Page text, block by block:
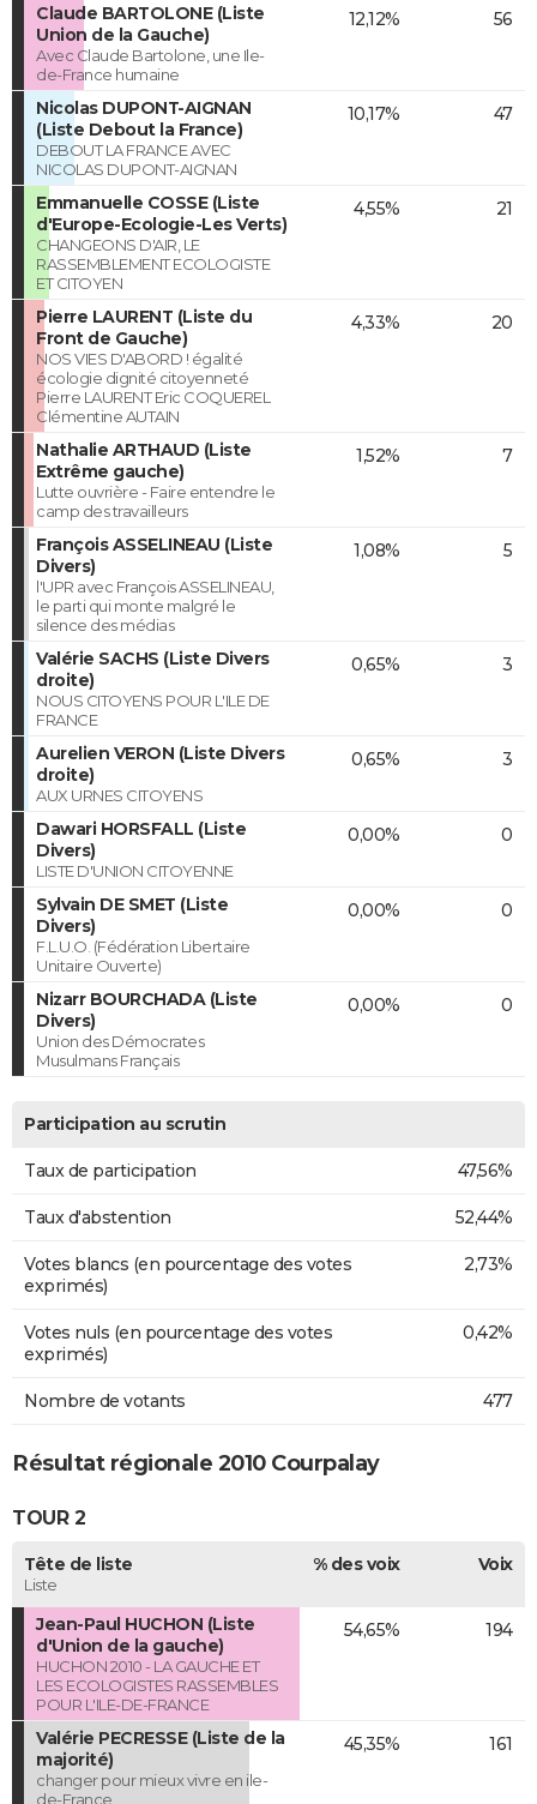
Claude BARTOLONE (Liste
Union de la Gauche)
Avec Claude Bartolone, une Ile-
de-France humaine
12,12% 56
Nicolas DUPONT-AIGNAN
(Liste Debout la France)
DEBOUT LA FRANCE AVEC
NICOLAS DUPONT-AIGNAN
10,17% 47
Emmanuelle COSSE (Liste
d'Europe-Ecologie-Les Verts)
CHANGEONS D'AIR, LE
RASSEMBLEMENT ECOLOGISTE
ET CITOYEN
4,55% 21
Pierre LAURENT (Liste du
Front de Gauche)
NOS VIES D'ABORD ! égalité
écologie dignité citoyenneté
Pierre LAURENT Eric COQUEREL
Clémentine AUTAIN
4,33% 20
Nathalie ARTHAUD (Liste
Extrême gauche)
Lutte ouvrière - Faire entendre le
camp des travailleurs
1,52% 7
François ASSELINEAU (Liste
Divers)
l'UPR avec François ASSELINEAU,
le parti qui monte malgré le
silence des médias
1,08% 5
Valérie SACHS (Liste Divers
droite)
NOUS CITOYENS POUR L'ILE DE
FRANCE
0,65% 3
Aurelien VERON (Liste Divers
droite)
AUX URNES CITOYENS
0,65% 3
Dawari HORSFALL (Liste
Divers)
LISTE D'UNION CITOYENNE
0,00% 0
Sylvain DE SMET (Liste
Divers)
F.L.U.O. (Fédération Libertaire
Unitaire Ouverte)
0,00% 0
Nizarr BOURCHADA (Liste
Divers)
Union des Démocrates
Musulmans Français
0,00% 0
Participation au scrutin
Taux de participation 47,56%
Taux d'abstention 52,44%
Votes blancs (en pourcentage des votes
exprimés)
2,73%
Votes nuls (en pourcentage des votes
exprimés)
0,42%
Nombre de votants 477
Résultat régionale 2010 Courpalay
TOUR 2
Tête de liste
Liste
% des voix Voix
Jean-Paul HUCHON (Liste
d'Union de la gauche)
HUCHON 2010 - LA GAUCHE ET
LES ECOLOGISTES RASSEMBLES
POUR L'ILE-DE-FRANCE
54,65% 194
Valérie PECRESSE (Liste de la
majorité)
changer pour mieux vivre en ile-
de-France
45,35% 161